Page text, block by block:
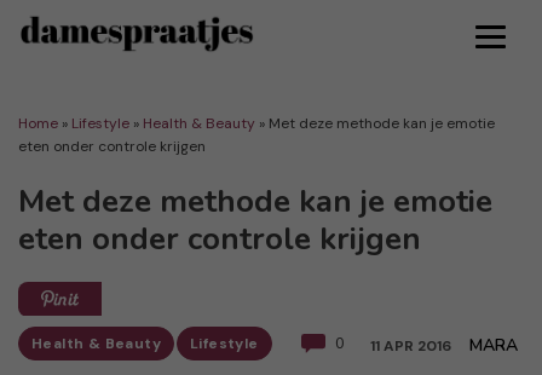
Home » Lifestyle » Health & Beauty » Met deze methode kan je emotie
eten onder controle krijgen
Met deze methode kan je emotie
eten onder controle krijgen
Health & Beauty Lifestyle 0 11 APR 2016 MARA